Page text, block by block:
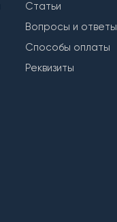
Статьи
Вопросы и ответы
Способы оплаты
Реквизиты